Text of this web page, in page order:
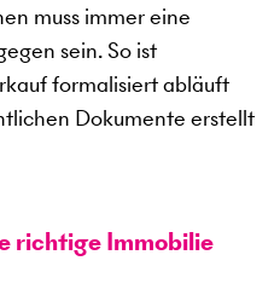
muss immer eine
sein. So ist
formalisiert abläuft
Dokumente erstellt
richtige Immobilie